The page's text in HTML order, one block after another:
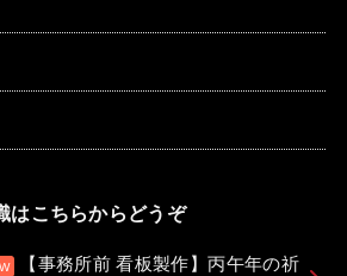
はこちらからどうぞ
【事務所前 看板製作】丙午年の祈